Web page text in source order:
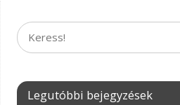
Legutóbbi bejegyzések